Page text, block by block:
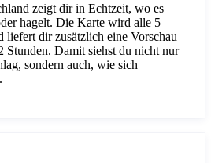
zeigt dir in Echtzeit, wo es
hagelt. Die Karte wird alle 5
liefert dir zusätzlich eine Vorschau
Stunden. Damit siehst du nicht nur
sondern auch, wie sich